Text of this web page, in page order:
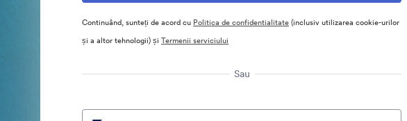
Continuând, sunteți de acord cu Politica de confidentialitate(inclusiv utilizarea cookie-urilor
și a altor tehnologii) șiTermenii serviciului
Sau